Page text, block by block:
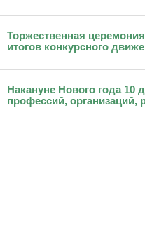
Торжественная
итогов конкурсного
Накануне Нового года 10
профессий, организаций,